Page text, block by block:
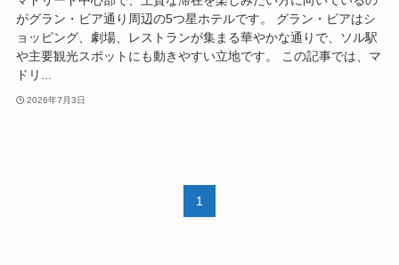
がグラン・ビア通り周辺の5つ星ホテルです。 グラン・ビアはシ
ョッピング、劇場、レストランが集まる華やかな通りで、ソル駅
や主要観光スポットにも動きやすい立地です。 この記事では、マ
ドリ...
2026年7月3日
1